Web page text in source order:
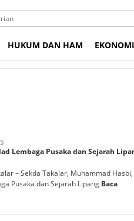
HUKUM DAN HAM
Lembaga Pusaka dan Sejarah
– Sekda Takalar, Muhammad Hasbi,
Pusaka dan Sejarah Lipang Baca